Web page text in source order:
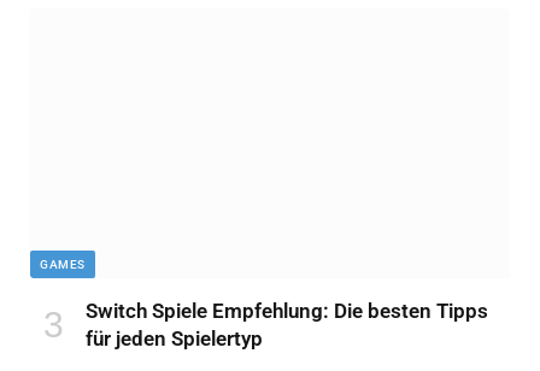
GAMES
Switch Spiele Empfehlung: Die besten Tipps
für jeden Spielertyp